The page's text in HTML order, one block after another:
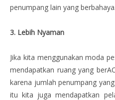
penumpang lain yang berbahaya.
3. Lebih Nyaman
Jika kita menggunakan moda
mendapatkan ruang yang
karena jumlah penumpang
itu kita juga mendapatkan